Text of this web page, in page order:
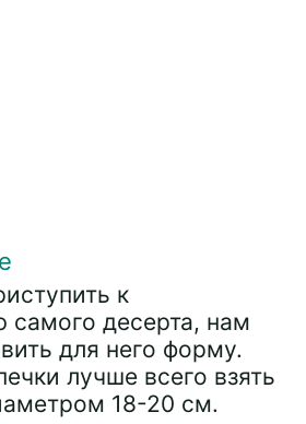
к
самого десерта, нам
для него форму.
лучше всего взять
18-20 см.